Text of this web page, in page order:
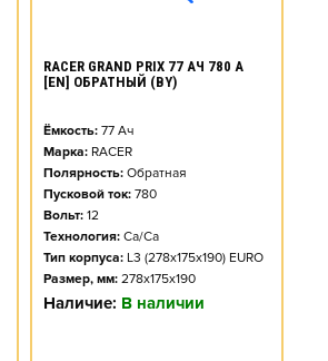
RACER GRAND PRIX 77 АЧ 780 А
[EN] ОБРАТНЫЙ (BY)
Ёмкость: 77Ач
Марка: RACER
Полярность: Обратная
Пусковой ток: 780
Вольт: 12
Технология: Ca/Ca
Тип корпуса: L3 (278x175x190) EURO
Размер, мм: 278x175x190
Наличие: В наличии